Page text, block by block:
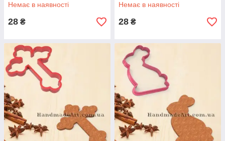
Немає в наявності
28 ₴
Немає в наявності
28 ₴